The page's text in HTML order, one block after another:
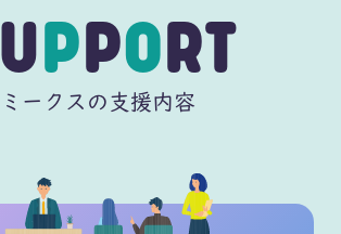
UPPORT
ミークスの支援内容